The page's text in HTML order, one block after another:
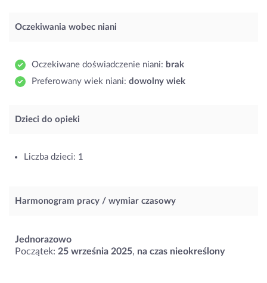
Oczekiwania wobec niani
Oczekiwane doświadczenie niani: brak
Preferowany wiek niani: dowolny wiek
Dzieci do opieki
Liczba dzieci: 1
Harmonogram pracy / wymiar czasowy
Jednorazowo
Początek: 25 września 2025, na czas nieokreślony